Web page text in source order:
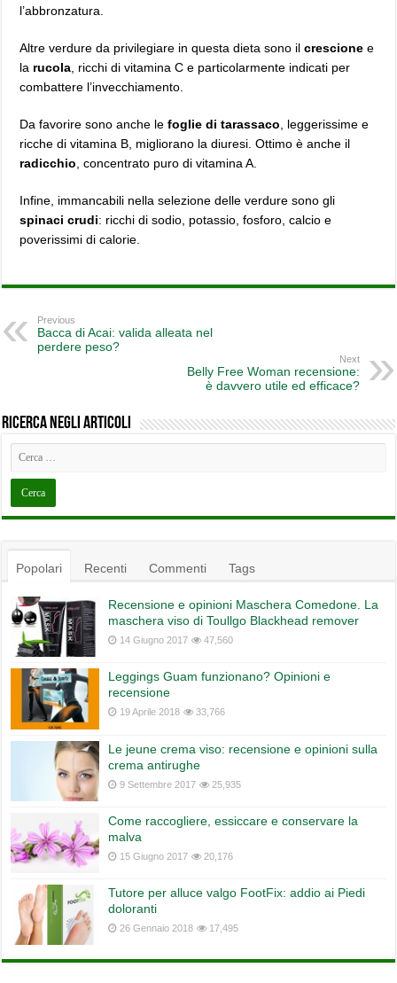
l’abbronzatura.
Altre verdure da privilegiare in questa dieta sono ilcrescionee
la rucola, ricchi di vitamina C e particolarmente indicati per
combattere l’invecchiamento.
Da favorire sono anche lefoglie di tarassaco, leggerissime e
ricche di vitamina B, migliorano la diuresi. Ottimo è anche il
radicchio, concentrato puro di vitamina A.
Infine, immancabili nella selezione delle verdure sono gli
spinaci crudi: ricchi di sodio, potassio, fosforo, calcio e
poverissimi di calorie.
Previous
Bacca di Acai: valida alleata nel
perdere peso?
Next
Belly Free Woman recensione:
è davvero utile ed efficace?
Ricerca negli articoli
Popolari Recenti Commenti Tags
Recensione e opinioni Maschera Comedone. La
maschera viso di Toullgo Blackhead remover
14 Giugno 2017 47,560
Leggings Guam funzionano? Opinioni e
recensione
19 Aprile 2018 33,766
Le jeune crema viso: recensione e opinioni sulla
crema antirughe
9 Settembre 2017 25,935
Come raccogliere, essiccare e conservare la
malva
15 Giugno 2017 20,176
Tutore per alluce valgo FootFix: addio ai Piedi
doloranti
26 Gennaio 2018 17,495